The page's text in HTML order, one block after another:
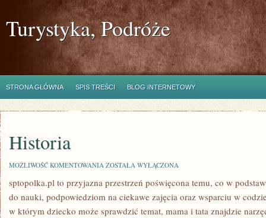
Turystyka, Podróże
STRONA GŁÓWNA SPIS TREŚCI BLOG INTERNETOWY
Historia
MOŻLIWOŚĆ KOMENTOWANIA HISTORIA
ZOSTAŁA WYŁĄCZONA
sptopolka.pl to przyjazna przestrzeń poświęcona temu, co w
do nauki, podpowiedziom na ciekawe zajęcia oraz wsparciu w
w którym dziecko może sprawdzić temat, mama i tata znajdzie